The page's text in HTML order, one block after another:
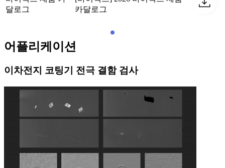
달로그
카달로그
어플리케이션
이차전지 코팅기 전극 결함 검사